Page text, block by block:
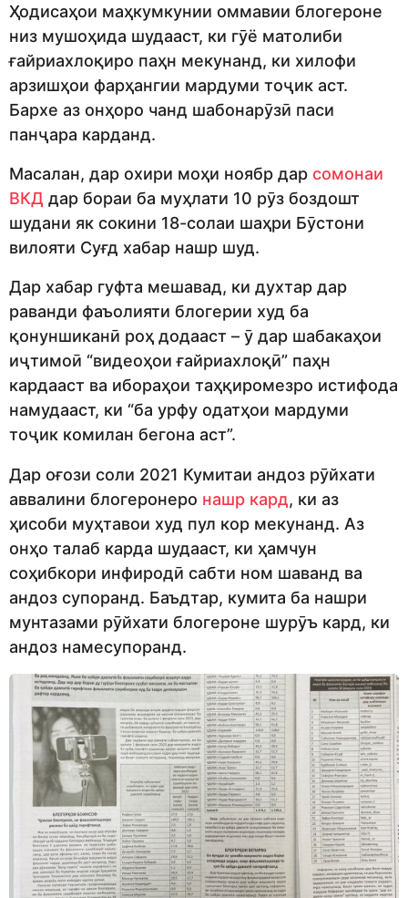
Ҳодисаҳои маҳкумкунии оммавии блогероне
низ мушоҳида шудааст, ки гӯё матолиби
ғайриахлоқиро паҳн мекунанд, ки хилофи
арзишҳои фарҳангии мардуми тоҷик аст.
Бархе аз онҳоро чанд шабонарӯзӣ паси
панҷара карданд.
Масалан, дар охири моҳи ноябр дар сомонаи
ВКД дар бораи ба муҳлати 10 рӯз боздошт
шудани як сокини 18-солаи шаҳри Бӯстони
вилояти Суғд хабар нашр шуд.
Дар хабар гуфта мешавад, ки духтар дар
раванди фаъолияти блогерии худ ба
қонуншиканӣ роҳ додааст – ӯ дар шабакаҳои
иҷтимоӣ “видеоҳои ғайриахлоқӣ” паҳн
кардааст ва ибораҳои таҳқиромезро истифода
намудааст, ки “ба урфу одатҳои мардуми
тоҷик комилан бегона аст”.
Дар оғози соли 2021 Кумитаи андоз рӯйхати
аввалини блогеронеро нашр кард, ки аз
ҳисоби муҳтавои худ пул кор мекунанд. Аз
онҳо талаб карда шудааст, ки ҳамчун
соҳибкори инфиродӣ сабти ном шаванд ва
андоз супоранд. Баъдтар, кумита ба нашри
мунтазами рӯйхати блогероне шурӯъ кард, ки
андоз намесупоранд.